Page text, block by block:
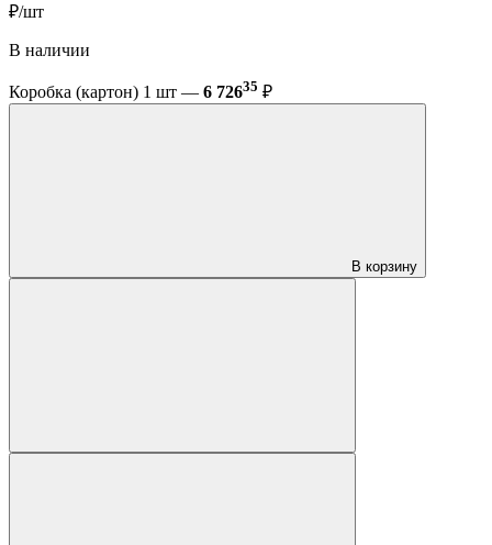
₽/шт
В наличии
Коробка (картон) 1 шт — 6 72635 ₽
В корзину